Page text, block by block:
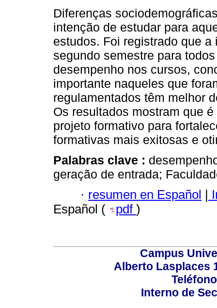
Diferenças
intenção de estudar para
estudos. Foi registrado que
segundo semestre para
desempenho nos cursos,
importante naqueles que
regulamentados têm melhor
Os resultados mostram que
projeto formativo para
formativas mais exitosas e
Palabras clave :
geração de entrada;
· resumen en Español
Español (
pdf )
Campus
Alberto Lasplaces
Interno de